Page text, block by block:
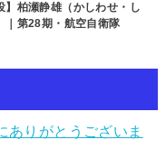
】柏瀬静雄（かしわせ・し
｜第28期・航空自衛隊
ありがとうございま